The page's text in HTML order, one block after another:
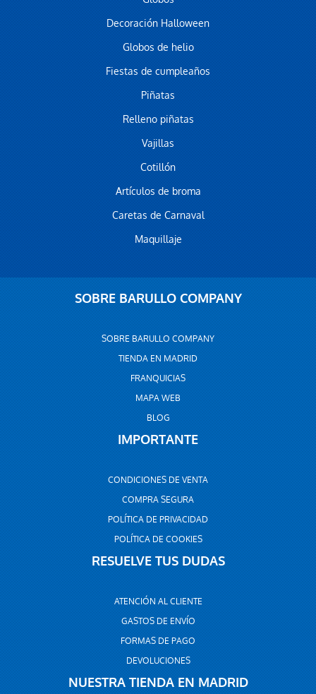
Decoración Halloween
Globos de helio
Fiestas de cumpleaños
Piñatas
Relleno piñatas
Vajillas
Cotillón
Artículos de broma
Caretas de Carnaval
Maquillaje
SOBRE BARULLO COMPANY
SOBRE BARULLO COMPANY
TIENDA EN MADRID
FRANQUICIAS
MAPA WEB
BLOG
IMPORTANTE
CONDICIONES DE VENTA
COMPRA SEGURA
POLÍTICA DE PRIVACIDAD
POLÍTICA DE COOKIES
RESUELVE TUS DUDAS
ATENCIÓN AL CLIENTE
GASTOS DE ENVÍO
FORMAS DE PAGO
DEVOLUCIONES
NUESTRA TIENDA EN MADRID